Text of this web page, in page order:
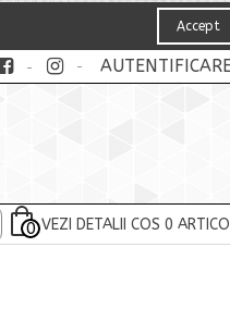
Accept
0 VEZI DETALII COS 0